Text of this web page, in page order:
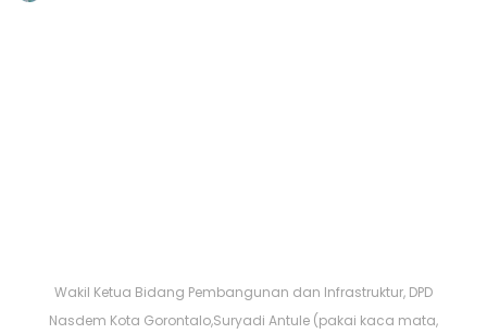
Wakil Ketua Bidang Pembangunan dan Infrastruktur, DPD
Nasdem Kota Gorontalo,Suryadi Antule (pakai kaca mata,